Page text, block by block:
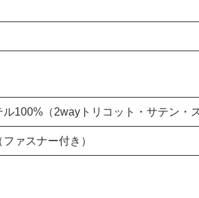
100%（2wayトリコット・サテン・
ァスナー付き）